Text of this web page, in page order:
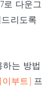
로 다운그
리도록
하는 방법
부트) 프